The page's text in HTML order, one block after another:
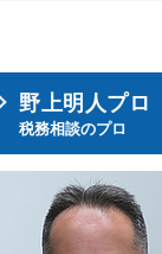
野上明人プロ
税務相談のプロ